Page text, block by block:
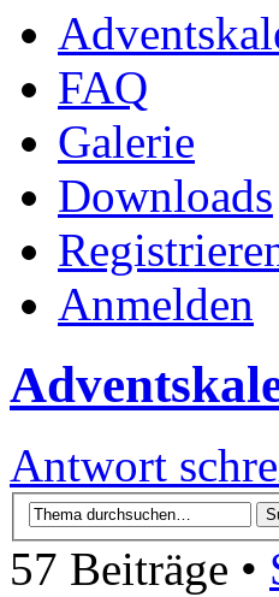
FAQ
Galerie
Downloads
Anmelden
Antwort
57 Beiträge •